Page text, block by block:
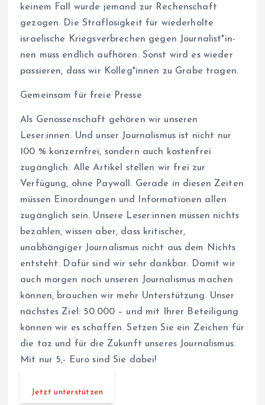
keinem Fall wurde jemand zur Rechenschaft
gezogen. Die Straflosigkeit für wiederholte
israelische Kriegsverbrechen gegen Jour­na­lis­t*in­
nen muss endlich aufhören. Sonst wird es wieder
passieren, dass wir Kol­le­g*in­nen zu Grabe tragen.
Gemeinsam für freie Presse
Als Genossenschaft gehören wir unseren
Leser:innen. Und unser Journalismus ist nicht nur
100 % konzernfrei, sondern auch kostenfrei
zugänglich. Alle Artikel stellen wir frei zur
Verfügung, ohne Paywall. Gerade in diesen Zeiten
müssen Einordnungen und Informationen allen
zugänglich sein. Unsere Leser:innen müssen nichts
bezahlen, wissen aber, dass kritischer,
unabhängiger Journalismus nicht aus dem Nichts
entsteht. Dafür sind wir sehr dankbar. Damit wir
auch morgen noch unseren Journalismus machen
können, brauchen wir mehr Unterstützung. Unser
nächstes Ziel: 50.000 – und mit Ihrer Beteiligung
können wir es schaffen. Setzen Sie ein Zeichen für
die taz und für die Zukunft unseres Journalismus.
Mit nur 5,- Euro sind Sie dabei!
Jetzt unterstützen